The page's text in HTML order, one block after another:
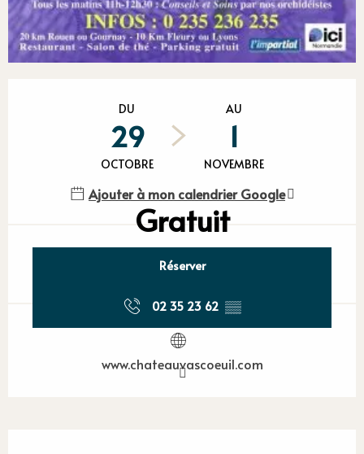
Ouverture et coordonnées
DU
29
OCTOBRE
AU
1
NOVEMBRE
Ajouter à mon calendrier Google
Gratuit
Réserver
02 35 23 62 ▒▒
www.chateauvascoeuil.com